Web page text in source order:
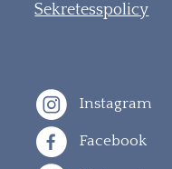
Sekretesspolicy
Instagram
Facebook